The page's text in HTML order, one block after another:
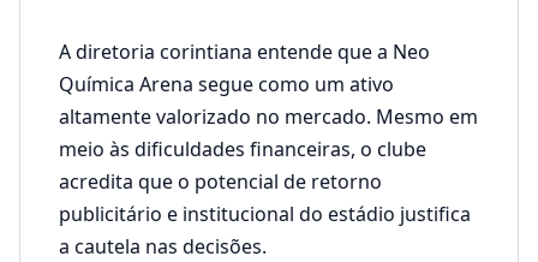
A diretoria corintiana entende que a Neo
Química Arena segue como um ativo
altamente valorizado no mercado. Mesmo em
meio às dificuldades financeiras, o clube
acredita que o potencial de retorno
publicitário e institucional do estádio justifica
a cautela nas decisões.